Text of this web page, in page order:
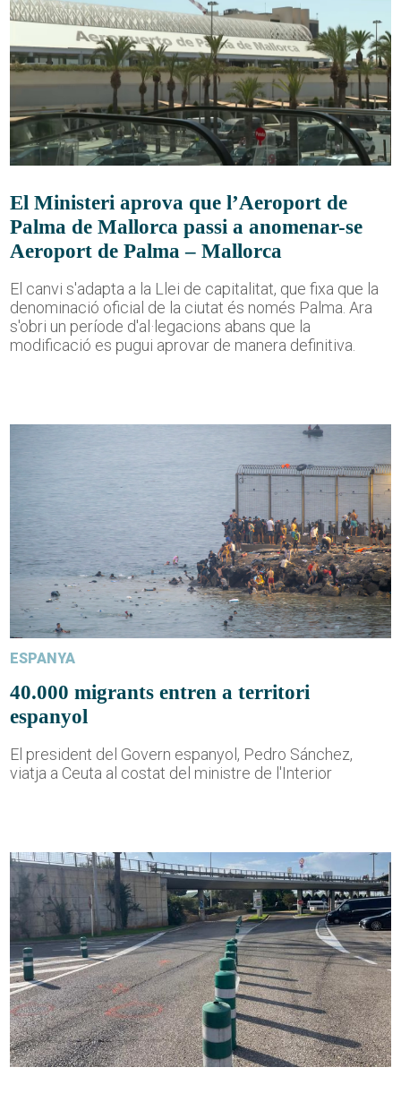
El Ministeri aprova que l’Aeroport de
Palma de Mallorca passi a anomenar-se
Aeroport de Palma – Mallorca
El canvi s'adapta a la Llei de capitalitat, que fixa que la
denominació oficial de la ciutat és només Palma. Ara
s'obri un període d'al·legacions abans que la
modificació es pugui aprovar de manera definitiva.
ESPANYA
40.000 migrants entren a territori
espanyol
El president del Govern espanyol, Pedro Sánchez,
viatja a Ceuta al costat del ministre de l'Interior